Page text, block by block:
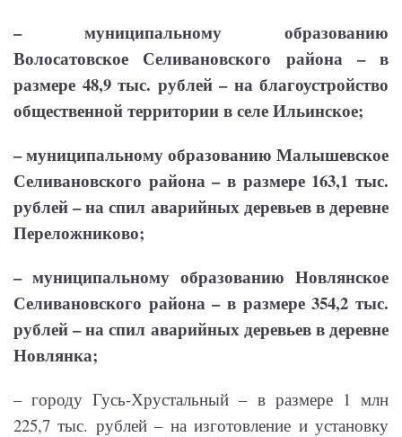
– муниципальному образованию
Волосатовское Селивановского района – в
размере 48,9 тыс. рублей – на благоустройство
общественной территории в селе Ильинское;
– муниципальному образованию Малышевское
Селивановского района – в размере 163,1 тыс.
рублей – на спил аварийных деревьев в деревне
Переложниково;
– муниципальному образованию Новлянское
Селивановского района – в размере 354,2 тыс.
рублей – на спил аварийных деревьев в деревне
Новлянка;
– городу Гусь-Хрустальный – в размере 1 млн
225,7 тыс. рублей – на изготовление и установку